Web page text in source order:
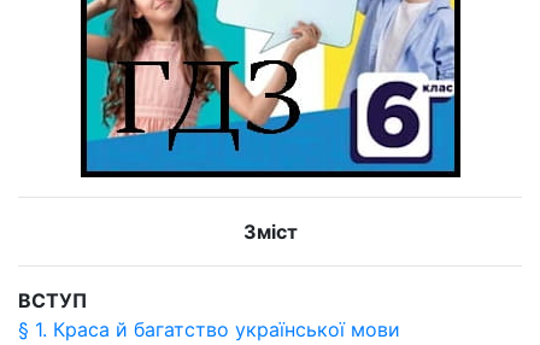
Зміст
ВСТУП
§ 1. Краса й багатство української мови